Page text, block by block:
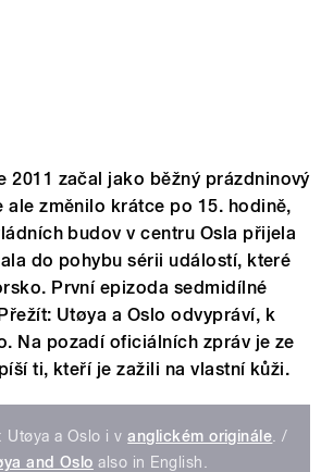
2011 začal jako běžný prázdninový
ale změnilo krátce po 15. hodině,
budov v centru Osla přijela
do pohybu sérii událostí, které
První epizoda sedmidílné
Utøya a Oslo odvypráví, k
Na pozadí oficiálních zpráv je ze
ti, kteří je zažili na vlastní kůži.
Utøya a Oslo i vanglickém originále . /
and Oslo also in English.